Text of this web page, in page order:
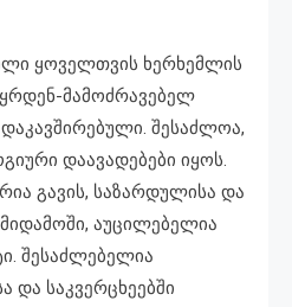
ყოველთვის ხერხემლის
მამოძრავებელ
შესაძლოა,
დაავადებები იყოს.
გავის, საზარდულისა და
აუცილებელია
შესაძლებელია
და საკვერცხეებში